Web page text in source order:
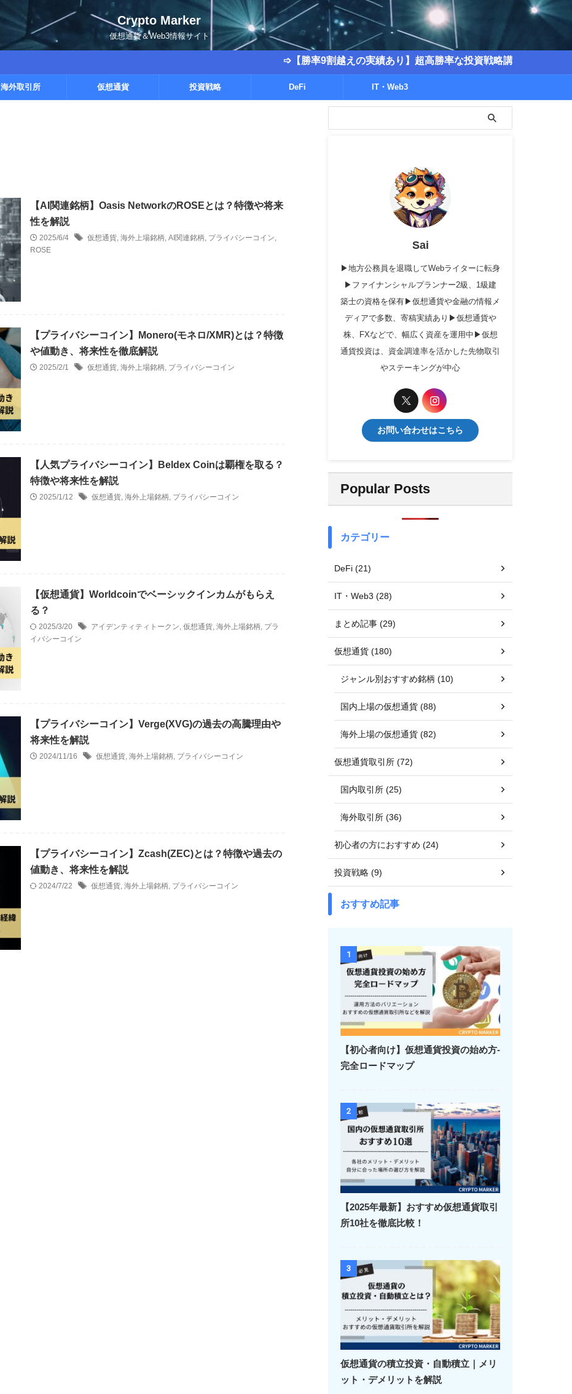
Crypto Marker
仮想通貨＆Web3情報サイト
➩【勝率9割越えの実績あり】超高勝率な投資戦略講座を販売中！
海外取引所 仮想通貨 投資戦略 DeFi IT・Web3
【AI関連銘柄】Oasis NetworkのROSEとは？特徴や将来
性を解説
2025/6/4 仮想通貨, 海外上場銘柄, AI関連銘柄, プライバシーコイン,
ROSE
【プライバシーコイン】Monero(モネロ/XMR)とは？特徴
や値動き、将来性を徹底解説
2025/2/1 仮想通貨, 海外上場銘柄, プライバシーコイン
【人気プライバシーコイン】Beldex Coinは覇権を取る？
特徴や将来性を解説
2025/1/12 仮想通貨, 海外上場銘柄, プライバシーコイン
【仮想通貨】Worldcoinでベーシックインカムがもらえ
る？
2025/3/20 アイデンティティトークン, 仮想通貨, 海外上場銘柄, プラ
イバシーコイン
【プライバシーコイン】Verge(XVG)の過去の高騰理由や
将来性を解説
2024/11/16 仮想通貨, 海外上場銘柄, プライバシーコイン
【プライバシーコイン】Zcash(ZEC)とは？特徴や過去の
値動き、将来性を解説
2024/7/22 仮想通貨, 海外上場銘柄, プライバシーコイン
Sai
▶地方公務員を退職してWebライターに転身
▶ファイナンシャルプランナー2級、1級建
築士の資格を保有▶仮想通貨や金融の情報メ
ディアで多数、寄稿実績あり▶仮想通貨や
株、FXなどで、幅広く資産を運用中▶仮想
通貨投資は、資金調達率を活かした先物取引
やステーキングが中心
お問い合わせはこちら
Popular Posts
カテゴリー
DeFi (21)
IT・Web3 (28)
まとめ記事 (29)
仮想通貨 (180)
ジャンル別おすすめ銘柄 (10)
国内上場の仮想通貨 (88)
海外上場の仮想通貨 (82)
仮想通貨取引所 (72)
国内取引所 (25)
海外取引所 (36)
初心者の方におすすめ (24)
投資戦略 (9)
おすすめ記事
1
【初心者向け】仮想通貨投資の始め方-
完全ロードマップ
2
【2025年最新】おすすめ仮想通貨取引
所10社を徹底比較！
3
仮想通貨の積立投資・自動積立｜メリ
ット・デメリットを解説